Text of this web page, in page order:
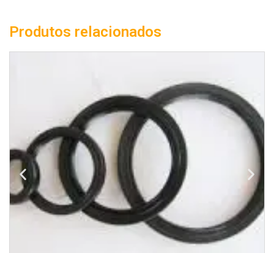
Produtos relacionados